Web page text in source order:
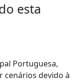
esta
Portuguesa,
cenários devido à